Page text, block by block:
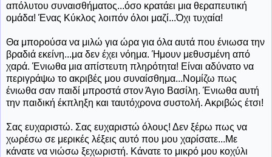
απόλυτου συναισθήματος...όσο κρατάει μια θεραπευτική
ομάδα! Ένας Κύκλος λοιπόν όλοι μαζί...Όχι τυχαία!
Θα μπορούσα να μιλώ για ώρα για όλα αυτά που ένιωσα την
βραδιά εκείνη...μα δεν έχει νόημα. Ήμουν μεθυσμένη από
χαρά. Ένιωθα μια απίστευτη πληρότητα! Είναι αδύνατο να
περιγράψω το ακριβές μου συναίσθημα...Νομίζω πως
ένιωθα σαν παιδί μπροστά στον Άγιο Βασίλη. Ένιωθα αυτή
την παιδική έκπληξη και ταυτόχρονα συστολή. Ακριβώς έτσι!
Σας ευχαριστώ. Σας ευχαριστώ όλους! Δεν ξέρω πως να
χωρέσω σε μερικές λέξεις αυτό που μου χαρίσατε...Με
κάνατε να νιώσω ξεχωριστή. Κάνατε το μικρό μου κοχύλι